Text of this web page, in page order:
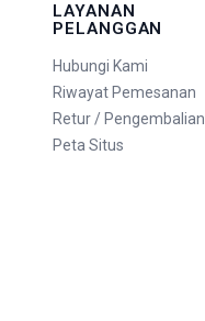
LAYANAN
PELANGGAN
Hubungi Kami
Riwayat Pemesanan
Retur / Pengembalian
Peta Situs